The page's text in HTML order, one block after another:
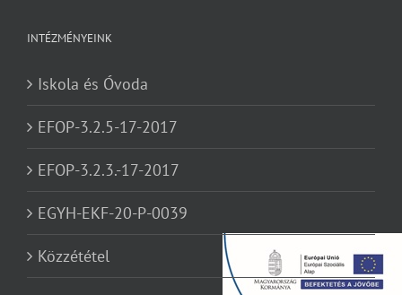
INTÉZMÉNYEINK
Iskola és Óvoda
EFOP-3.2.5-17-2017
EFOP-3.2.3.-17-2017
EGYH-EKF-20-P-0039
Közzététel